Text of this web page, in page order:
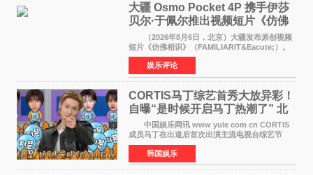
大疆 Osmo Pocket 4P 携手伊莎
贝尔·于佩尔推出视频短片《仿佛
相识》
（2026年8月6日，北京）大疆发布原创视频
短片《仿佛相识》（FAMILIARIT&Eacute;）。
视频短片由戛纳国际电影节最佳女演员伊莎贝尔·
于佩尔（Isabelle Huppert）主演，全程使用大
疆首款双主摄口
娱乐评论
CORTIS马丁综艺首秀大放异彩！
自曝“是时候开启马丁热潮了” 北
美巡演火热进行中
中国娱乐网讯 www yule com cn CORTIS
成员马丁在出道后首次出演主流电视台综艺节
目，展现了多才多艺的魅力。 马丁出演了5日
播出的MBC《Radio Star》Fashion与Passion
之间，I&lsquo;m
韩国娱乐